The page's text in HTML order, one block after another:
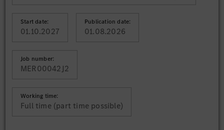
Start date:
01.10.2027
Publication date:
01.08.2026
Job number:
MER00042J2
Working time:
Full time (part time possible)